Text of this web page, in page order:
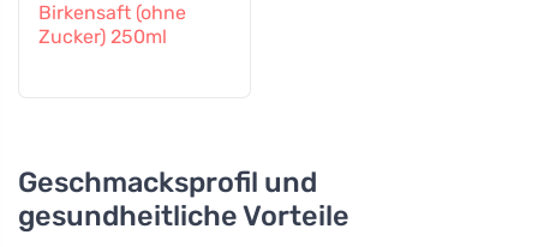
Birkensaft (ohne
Zucker) 250ml
Geschmacksprofil und
gesundheitliche Vorteile